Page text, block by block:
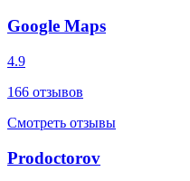
Google Maps
4.9
166 отзывов
Смотреть отзывы
Prodoctorov